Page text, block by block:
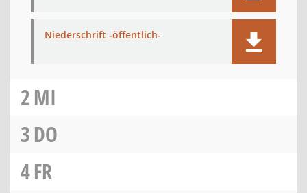
Niederschrift -öffentlich-
2MI
3DO
4FR